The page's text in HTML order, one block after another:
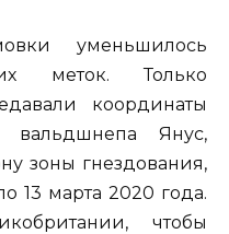
уменьшилось
меток. Только
координаты
вальдшнепа Янус,
зоны гнездования,
13 марта 2020 года.
чтобы